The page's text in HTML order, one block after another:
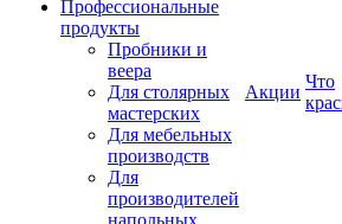
Профессиональные
продукты
Пробники и
веера
Для столярных
мастерских
Для мебельных
производств
Для
производителей
напольных
Акции
Что